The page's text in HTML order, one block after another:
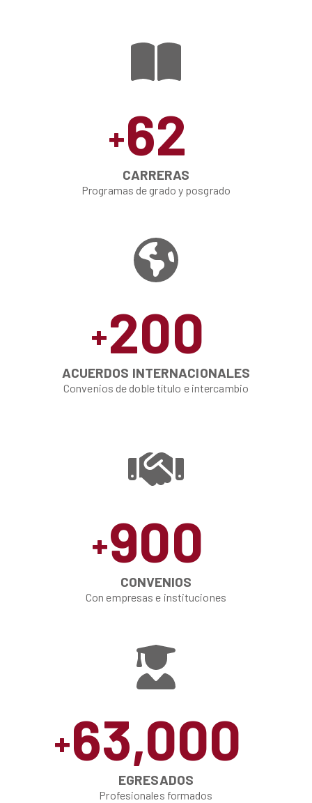
+62
CARRERAS
Programas de grado y posgrado
+200
ACUERDOS INTERNACIONALES
Convenios de doble título e intercambio
+900
CONVENIOS
Con empresas e instituciones
+63,000
EGRESADOS
Profesionales formados